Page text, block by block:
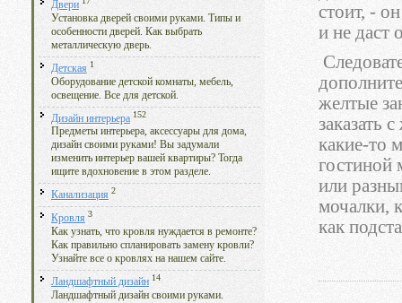
Двери
Установка дверей своими руками. Типы и
особенности дверей. Как выбрать
металлическую дверь.
Детская 1
Оборудование детской комнаты, мебель,
освещение. Все для детской.
Дизайн интерьера 152
Предметы интерьера, аксессуары для дома,
дизайн своими руками! Вы задумали
изменить интерьер вашей квартиры? Тогда
ищите вдохновение в этом разделе.
Канализация 2
Кровля 3
Как узнать, что кровля нуждается в ремонте?
Как правильно спланировать замену кровли?
Узнайте все о кровлях на нашем сайте.
Ландшафтный дизайн 14
Ландшафтный дизайн своими руками.
стоит, -
и не даст
желтые
заказать
какие-то
гостиной
или
мочалки,
как